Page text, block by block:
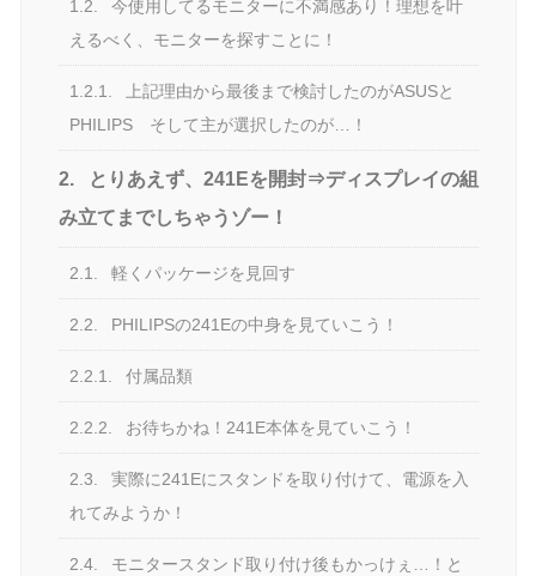
1.2.
今使用してるモニターに不満感あり！理想を叶
えるべく、モニターを探すことに！
1.2.1.
上記理由から最後まで検討したのがASUSと
PHILIPS そして主が選択したのが…！
2.
とりあえず、241Eを開封⇒ディスプレイの組
み立てまでしちゃうゾー！
2.1. 軽くパッケージを見回す
2.2. PHILIPSの241Eの中身を見ていこう！
2.2.1. 付属品類
2.2.2. お待ちかね！241E本体を見ていこう！
2.3.
実際に241Eにスタンドを取り付けて、電源を入
れてみようか！
2.4.
モニタースタンド取り付け後もかっけぇ…！と